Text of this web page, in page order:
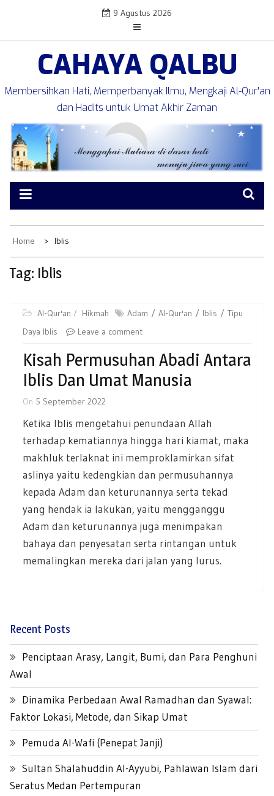
9 Agustus 2026
CAHAYA QALBU
Membersihkan Hati, Memperbanyak Ilmu, Mengkaji Al-Qur'an
dan Hadits untuk Umat Akhir Zaman
Home Iblis
Tag: Iblis
Al-Qur'an Hikmah Adam Al-Qur'an Iblis
Tipu
Daya Iblis
Leave a comment
Kisah Permusuhan Abadi Antara
Iblis Dan Umat Manusia
On 5 September 2022
Ketika Iblis mengetahui penundaan Allah
terhadap kematiannya hingga hari kiamat, maka
makhluk terlaknat ini memproklamirkan sifat
aslinya yaitu kedengkian dan permusuhannya
kepada Adam dan keturunannya serta tekad
yang hendak ia lakukan, yaitu mengganggu
Adam dan keturunannya juga menimpakan
bahaya dan penyesatan serta rintangan untuk
memalingkan mereka dari jalan yang lurus.
Recent Posts
Penciptaan Arasy, Langit, Bumi, dan Para Penghuni
Awal
Dinamika Perbedaan Awal Ramadhan dan Syawal:
Faktor Lokasi, Metode, dan Sikap Umat
Pemuda Al-Wafi (Penepat Janji)
Sultan Shalahuddin Al-Ayyubi, Pahlawan Islam dari
Seratus Medan Pertempuran